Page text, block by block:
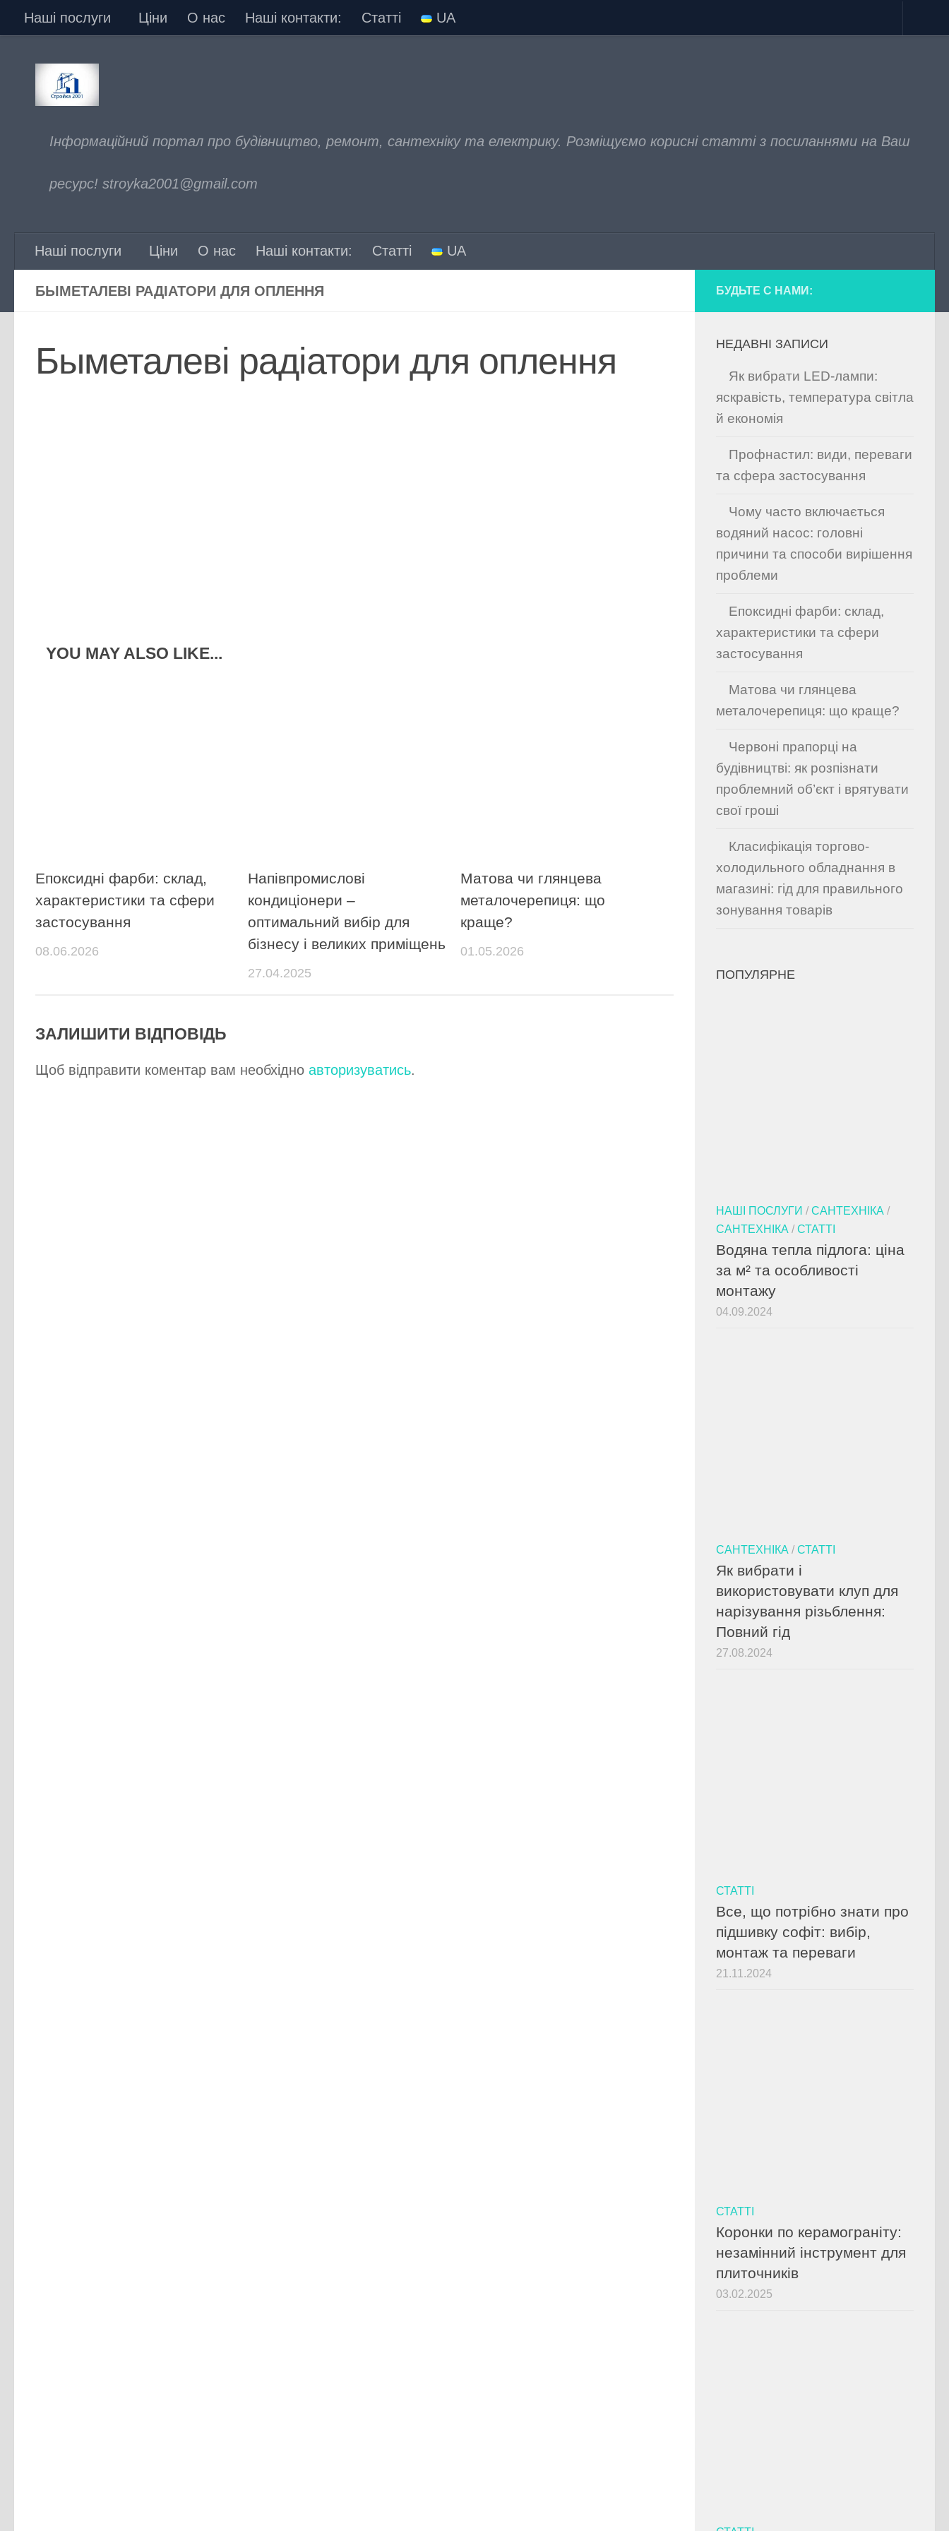
Skip to content
Наші послуги Ціни О нас Наші контакти: Статті UA
Інформаційний портал про будівництво, ремонт, сантехніку та електрику. Розміщуємо корисні статті з посиланнями на Ваш
ресурс! stroyka2001@gmail.com
Наші послуги Ціни О нас Наші контакти: Статті UA
БЫМЕТАЛЕВІ РАДІАТОРИ ДЛЯ ОПЛЕННЯ
Быметалеві радіатори для оплення
YOU MAY ALSO LIKE...
Епоксидні фарби: склад,
характеристики та сфери
застосування
08.06.2026
Напівпромислові
кондиціонери –
оптимальний вибір для
бізнесу і великих приміщень
27.04.2025
Матова чи глянцева
металочерепиця: що
краще?
01.05.2026
ЗАЛИШИТИ ВІДПОВІДЬ
Щоб відправити коментар вам необхідно авторизуватись.
БУДЬТЕ С НАМИ:
НЕДАВНІ ЗАПИСИ
Як вибрати LED-лампи:
яскравість, температура світла
й економія
Профнастил: види, переваги
та сфера застосування
Чому часто включається
водяний насос: головні
причини та способи вирішення
проблеми
Епоксидні фарби: склад,
характеристики та сфери
застосування
Матова чи глянцева
металочерепиця: що краще?
Червоні прапорці на
будівництві: як розпізнати
проблемний об’єкт і врятувати
свої гроші
Класифікація торгово-
холодильного обладнання в
магазині: гід для правильного
зонування товарів
ПОПУЛЯРНЕ
НАШІ ПОСЛУГИ / САНТЕХНІКА /
САНТЕХНІКА / СТАТТІ
Водяна тепла підлога: ціна
за м² та особливості
монтажу
04.09.2024
САНТЕХНІКА / СТАТТІ
Як вибрати і
використовувати клуп для
нарізування різьблення:
Повний гід
27.08.2024
СТАТТІ
Все, що потрібно знати про
підшивку софіт: вибір,
монтаж та переваги
21.11.2024
СТАТТІ
Коронки по керамограніту:
незамінний інструмент для
плиточників
03.02.2025